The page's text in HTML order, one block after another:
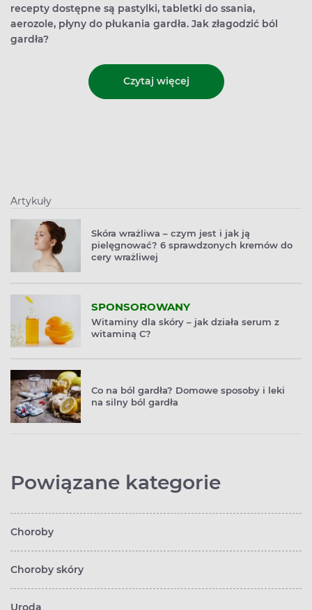
recepty dostępne są pastylki, tabletki do ssania,
aerozole, płyny do płukania gardła. Jak złagodzić ból
gardła?
Czytaj więcej
Artykuły
Skóra wrażliwa – czym jest i jak ją
pielęgnować? 6 sprawdzonych kremów do
cery wrażliwej
SPONSOROWANY
Witaminy dla skóry – jak działa serum z
witaminą C?
Co na ból gardła? Domowe sposoby i leki
na silny ból gardła
Powiązane kategorie
Choroby
Choroby skóry
Uroda